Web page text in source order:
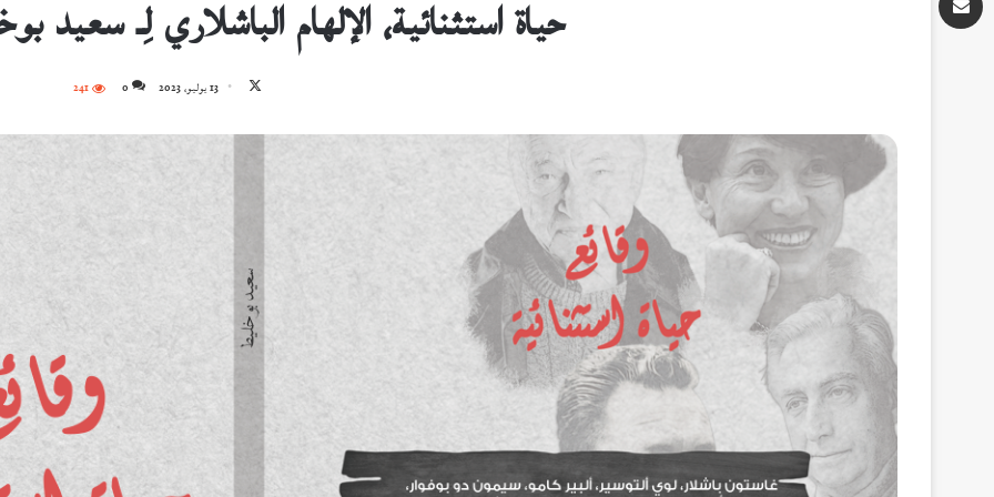
حياة استثنائية، الإلهام الباشلاري لِـ سعيد
X
13 يوليو، 2023 0
241